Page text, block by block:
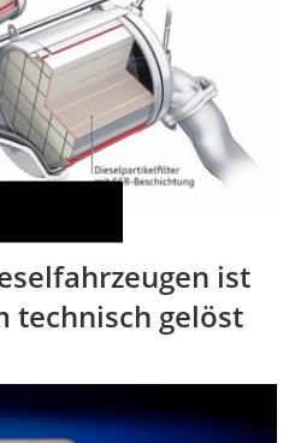
ist
technisch gelöst